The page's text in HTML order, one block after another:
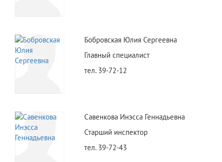
Бобровская Юлия Сергеевна
Главный специалист
тел. 39-72-12
Савенкова Инэсса Геннадьевна
Старший инспектор
тел. 39-72-43